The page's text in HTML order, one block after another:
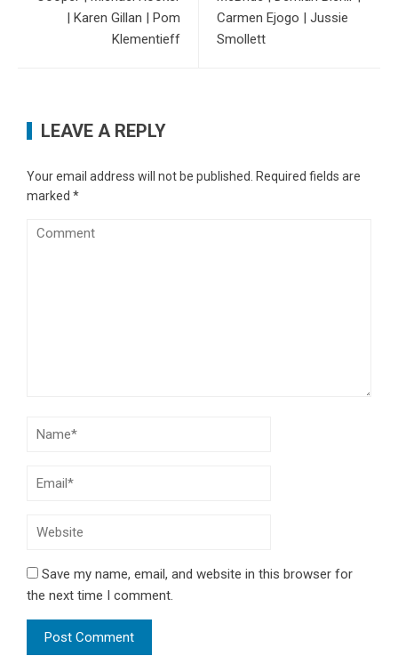
| Karen Gillan | Pom
Klementieff
Carmen Ejogo | Jussie
Smollett
LEAVE A REPLY
Your email address will not be published.
Required fields are
marked *
Save my name, email, and website in this browser for
the next time I comment.